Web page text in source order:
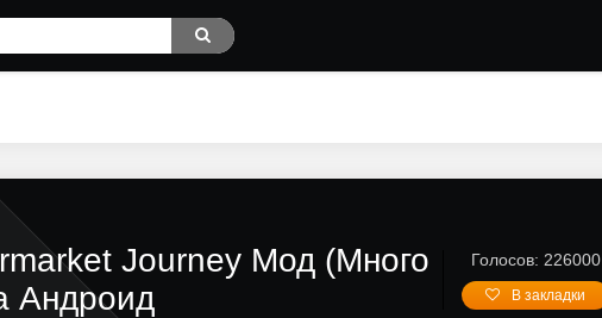
Journey Мод (Много
Андроид
Голосов: 226000
В закладки